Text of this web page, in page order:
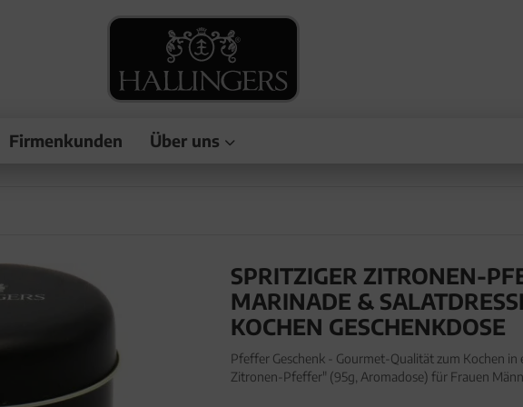
Firmenkunden Über uns
SPRITZIGER ZITRONEN-
MARINADE &
KOCHEN GESCHENKDOSE
Pfeffer Geschenk - Gourmet-Qualität zum Kochen in
Zitronen-Pfeffer" (95g, Aromadose) für Frauen